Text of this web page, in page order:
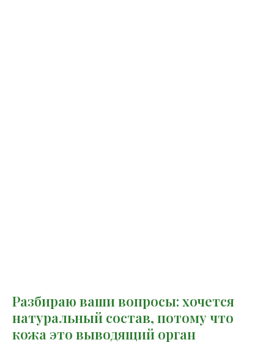
Разбираю ваши вопросы: хочется
натуральный состав, потому что
кожа это выводящий орган